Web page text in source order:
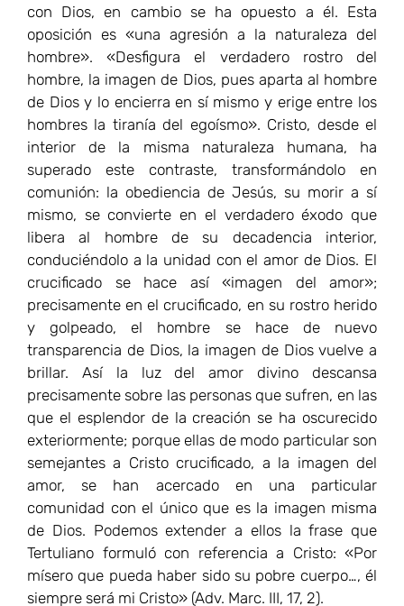
con Dios, en cambio se ha opuesto a él. Esta
oposición es «una agresión a la naturaleza del
hombre». «Desfigura el verdadero rostro del
hombre, la imagen de Dios, pues aparta al hombre
de Dios y lo encierra en sí mismo y erige entre los
hombres la tiranía del egoísmo». Cristo, desde el
interior de la misma naturaleza humana, ha
superado este contraste, transformándolo en
comunión: la obediencia de Jesús, su morir a sí
mismo, se convierte en el verdadero éxodo que
libera al hombre de su decadencia interior,
conduciéndolo a la unidad con el amor de Dios. El
crucificado se hace así «imagen del amor»;
precisamente en el crucificado, en su rostro herido
y golpeado, el hombre se hace de nuevo
transparencia de Dios, la imagen de Dios vuelve a
brillar. Así la luz del amor divino descansa
precisamente sobre las personas que sufren, en las
que el esplendor de la creación se ha oscurecido
exteriormente; porque ellas de modo particular son
semejantes a Cristo crucificado, a la imagen del
amor, se han acercado en una particular
comunidad con el único que es la imagen misma
de Dios. Podemos extender a ellos la frase que
Tertuliano formuló con referencia a Cristo: «Por
mísero que pueda haber sido su pobre cuerpo…, él
siempre será mi Cristo» (Adv. Marc. III, 17, 2).